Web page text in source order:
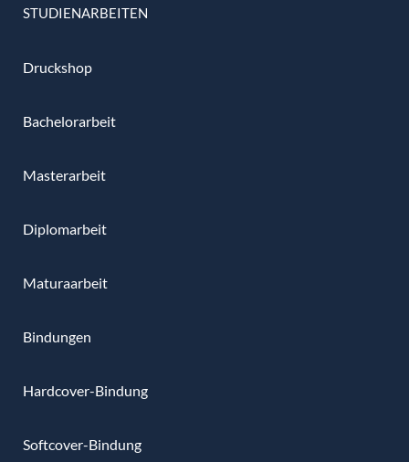
STUDIENARBEITEN
Druckshop
Bachelorarbeit
Masterarbeit
Diplomarbeit
Maturaarbeit
Bindungen
Hardcover-Bindung
Softcover-Bindung